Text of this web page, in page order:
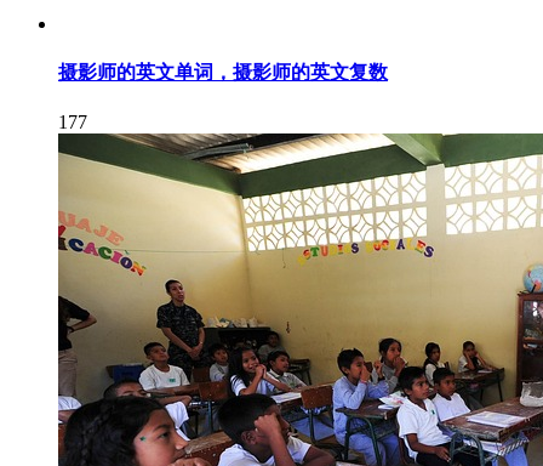
摄影师的英文单词，摄影师的英文复数
177